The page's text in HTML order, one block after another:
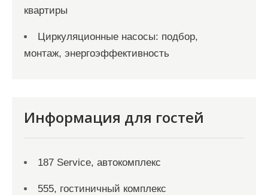
квартиры
Циркуляционные насосы: подбор,
монтаж, энергоэффективность
Информация для гостей
187 Service, автокомплекс
555, гостиничный комплекс